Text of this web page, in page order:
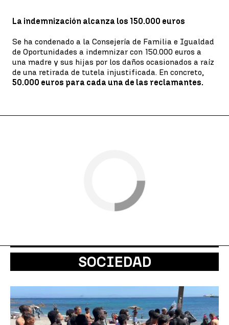
La indemnización alcanza los 150.000 euros
Se ha condenado a la Consejería de Familia e Igualdad
de Oportunidades a indemnizar con 150.000 euros a
una madre y sus hijas por los daños ocasionados a raíz
de una retirada de tutela injustificada. En concreto,
50.000 euros para cada una de las reclamantes.
SOCIEDAD